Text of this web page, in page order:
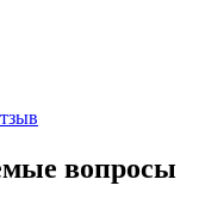
вопросы